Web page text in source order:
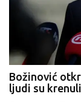
Božinović
ljudi su krenuli